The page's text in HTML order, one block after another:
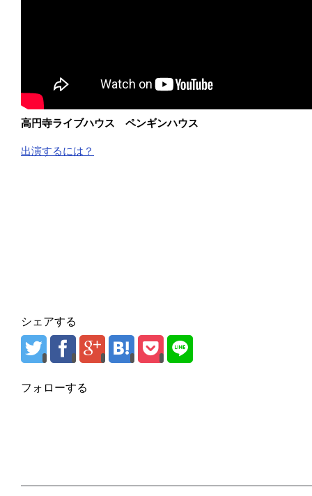
高円寺ライブハウス ペンギンハウス
出演するには？
シェアする
フォローする